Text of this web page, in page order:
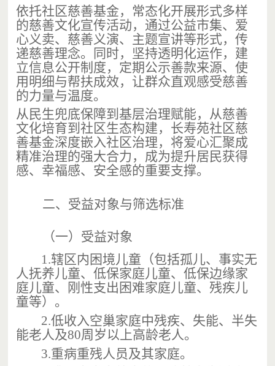
依托社区慈善基金，常态化开展形式多样
的慈善文化宣传活动，通过公益市集、爱
心义卖、慈善义演、主题宣讲等形式，传
递慈善理念。同时，坚持透明化运作，建
立信息公开制度，定期公示善款来源、 使
用明细与帮扶成效，让群众直观感受慈善
的力量与温度。
从民生兜底保障到基层治理赋能，从慈善
文化培育到社区生态构建，长寿苑社区慈
善基金深度嵌入社区治理，将爱心汇聚成
精准治理的强大合力 ，成为提升居民获得
感、幸福感、安全感的重要支撑。
二、 受益对象与筛选标准
（一） 受益对象
1.辖区内困境儿童（包括孤儿、事实无
人抚养儿童、低保家庭儿童、低保边缘家
庭儿童、刚性支出 困难家庭儿童、残疾儿
童等） 。
2.低收入空巢家庭中残疾、失能、半失
能老人及80周岁以上高龄老人。
3.重病重残人员及其家庭。